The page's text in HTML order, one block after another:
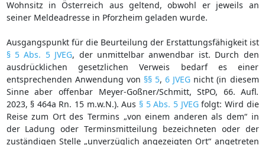
Wohnsitz in Österreich aus geltend, obwohl er jeweils an
seiner Meldeadresse in Pforzheim geladen wurde.
Ausgangspunkt für die Beurteilung der Erstattungsfähigkeit ist
§ 5 Abs. 5 JVEG, der unmittelbar anwendbar ist. Durch den
ausdrücklichen gesetzlichen Verweis bedarf es einer
entsprechenden Anwendung von §§ 5,6 JVEG nicht (in diesem
Sinne aber offenbar Meyer-Goßner/Schmitt, StPO, 66. Aufl.
2023, § 464a Rn. 15 m.w.N.). Aus § 5 Abs. 5 JVEGfolgt: Wird die
Reise zum Ort des Termins „von einem anderen als dem“ in
der Ladung oder Terminsmitteilung bezeichneten oder der
zuständigen Stelle „unverzüglich angezeigten Ort“ angetreten